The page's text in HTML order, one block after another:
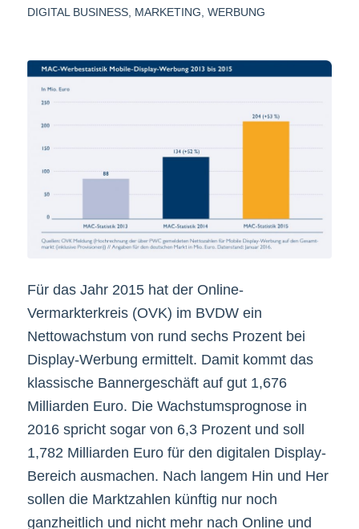
DIGITAL BUSINESS, MARKETING, WERBUNG
Für das Jahr 2015 hat der Online-
Vermarkterkreis (OVK) im BVDW ein
Nettowachstum von rund sechs Prozent bei
Display-Werbung ermittelt. Damit kommt das
klassische Bannergeschäft auf gut 1,676
Milliarden Euro. Die Wachstumsprognose in
2016 spricht sogar von 6,3 Prozent und soll
1,782 Milliarden Euro für den digitalen Display-
Bereich ausmachen. Nach langem Hin und Her
sollen die Marktzahlen künftig nur noch
ganzheitlich und nicht mehr nach Online und